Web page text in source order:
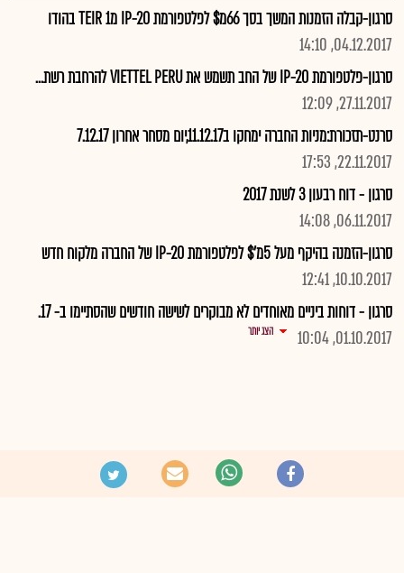
סרגון-קבלה הזמנות המשך בסך 66מ$ לפלטפורמת IP-20 מTEIR 1 בהודו
04.12.2017, 14:10
סרגון-פלטפורמת IP-20 של החב תשמש את VIETTEL PERU להרחבת רשת...
27.11.2017, 12:09
סרנט-תזכורת:מניות החברה ימחקו ב11.12.17,יום מסחר אחרון 7.12.17
22.11.2017, 17:53
סרגון - דוח רבעון 3 לשנת 2017
06.11.2017, 14:08
סרגון-הזמנה בהיקף מעל 5מ'$ לפלטפורמת IP-20 של החברה מלקוח חדש
10.10.2017, 12:41
סרגון - דוחות ביניים מאוחדים לא מבוקרים לשישה חודשים שהסתיימו ב- 17.
01.10.2017, 10:04
הצג יותר